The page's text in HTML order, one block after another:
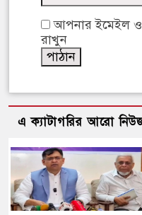
আপনার ইমেইল ও
রাখুন
এ ক্যাটাগরির আরো